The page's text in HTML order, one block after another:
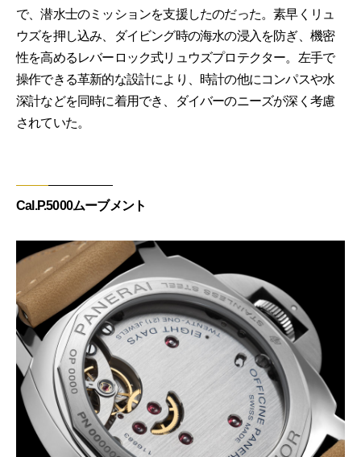
で、潜水士のミッションを支援したのだった。素早くリュ
ウズを押し込み、ダイビング時の海水の浸入を防ぎ、機密
性を高めるレバーロック式リュウズプロテクター。左手で
操作できる革新的な設計により、時計の他にコンパスや水
深計などを同時に着用でき、ダイバーのニーズが深く考慮
されていた。
Cal.P.5000ムーブメント